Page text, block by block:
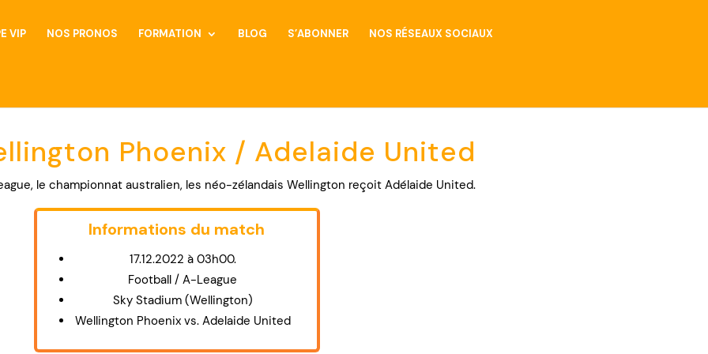
VIP NOS PRONOS FORMATION BLOG S’ABONNER NOS RÉSEAUX SOCIAUX
Phoenix / Adelaide United
le championnat australien, les néo-zélandais Wellington reçoit Adélaide United.
Informations du match
17.12.2022 à 03h00.
Football / A-League
Sky Stadium (Wellington)
Wellington Phoenix vs. Adelaide United